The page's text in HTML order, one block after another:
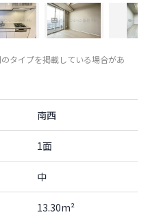
タイプを掲載している場合があ
南西
1面
中
13.30m²